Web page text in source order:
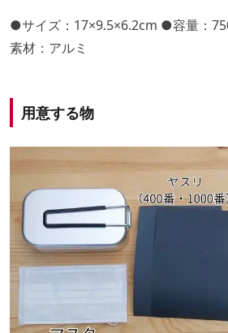
●サイズ：17×9.5×6.2cm ●容量：
素材：アルミ
用意する物